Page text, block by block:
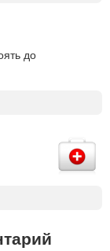
до